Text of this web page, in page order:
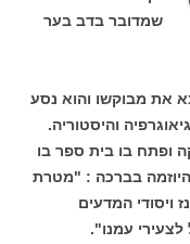
שמדובר בדב בער
את מבוקשו והוא נסע
והיסטוריה.
ופתח בו בית ספר בו
היוזמה בברכה : "מטרת
ויסודי המדעים
עמנו".